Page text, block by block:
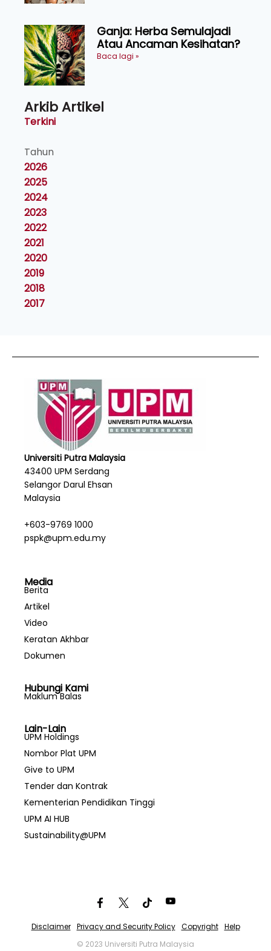
Ganja: Herba Semulajadi
Atau Ancaman Kesihatan?
Baca lagi »
Arkib Artikel
Terkini
Tahun
2026
2025
2024
2023
2022
2021
2020
2019
2018
2017
Universiti Putra Malaysia
43400 UPM Serdang
Selangor Darul Ehsan
Malaysia
+603-9769 1000
pspk@upm.edu.my
Media
Berita
Artikel
Video
Keratan Akhbar
Dokumen
Hubungi Kami
Maklum Balas
Lain-Lain
UPM Holdings
Nombor Plat UPM
Give to UPM
Tender dan Kontrak
Kementerian Pendidikan Tinggi
UPM AI HUB
Sustainability@UPM
Disclaimer Privacy and Security Policy Copyright
Help
© 2023 Universiti Putra Malaysia